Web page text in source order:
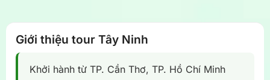
Giới thiệu tour Tây Ninh
Khởi hành từ TP. Cần Thơ, TP. Hồ Chí Minh